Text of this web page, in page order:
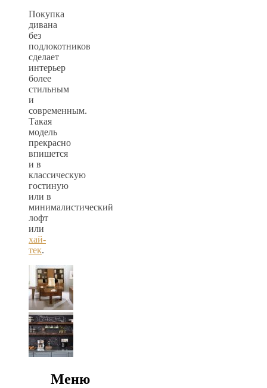
Покупка
дивана
без
подлокотников
сделает
интерьер
более
стильным
и
современным.
Такая
модель
прекрасно
впишется
и в
классическую
гостиную
или в
минималистический
лофт
или
хай-
тек.
Меню